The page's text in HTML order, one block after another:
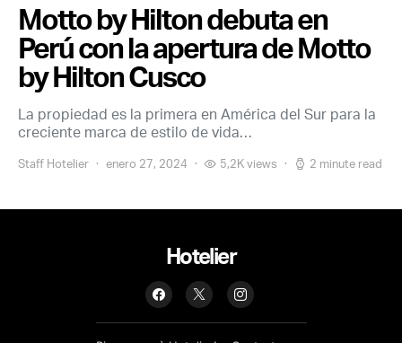
Motto by Hilton debuta en
Perú con la apertura de Motto
by Hilton Cusco
La propiedad es la primera en América del Sur para la
creciente marca de estilo de vida…
Staff Hotelier enero 27, 2024 5,2K views 2 minute read
Hotelier